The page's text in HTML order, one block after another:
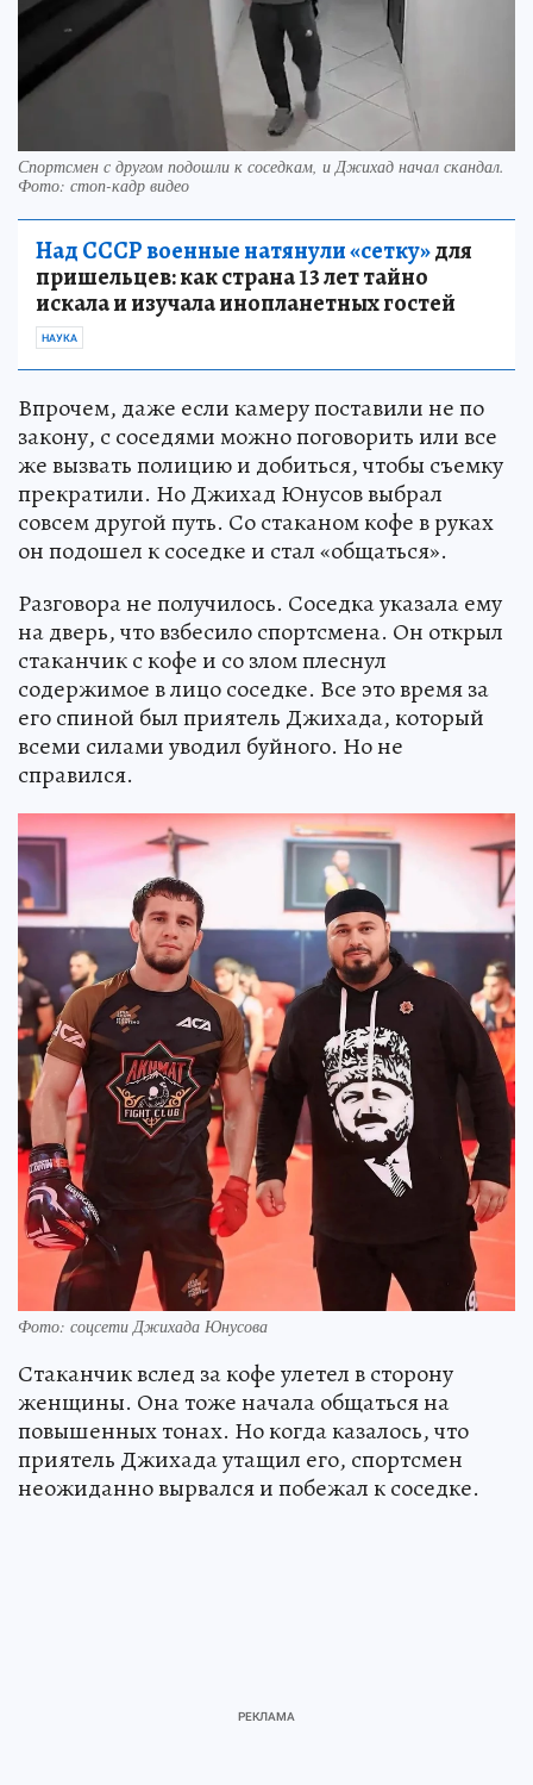
Спортсмен с другом подошли к соседкам, и Джихад начал скандал.
Фото: стоп-кадр видео
Над СССР военные натянули «сетку»для
пришельцев: как страна 13 лет тайно
искала и изучала инопланетных гостей
НАУКА
Впрочем, даже если камеру поставили не по
закону, с соседями можно поговорить или все
же вызвать полицию и добиться, чтобы съемку
прекратили. Но Джихад Юнусов выбрал
совсем другой путь. Со стаканом кофе в руках
он подошел к соседке и стал «общаться».
Разговора не получилось. Соседка указала ему
на дверь, что взбесило спортсмена. Он открыл
стаканчик с кофе и со злом плеснул
содержимое в лицо соседке. Все это время за
его спиной был приятель Джихада, который
всеми силами уводил буйного. Но не
справился.
Фото: соцсети Джихада Юнусова
Стаканчик вслед за кофе улетел в сторону
женщины. Она тоже начала общаться на
повышенных тонах. Но когда казалось, что
приятель Джихада утащил его, спортсмен
неожиданно вырвался и побежал к соседке.